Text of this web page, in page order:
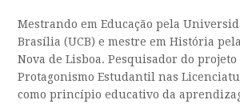
Mestrando em Educação pela
Brasília (UCB) e mestre em História
Nova de Lisboa. Pesquisador do
Protagonismo Estudantil nas
como princípio educativo da